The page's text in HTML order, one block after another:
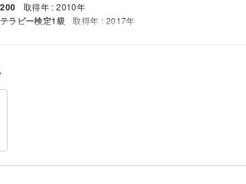
取得年 : 2010年
ラピー検定1級 取得年 : 2017年